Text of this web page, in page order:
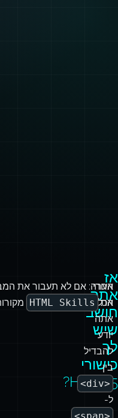
אז
אתה
חושב
שיש
לך
כישורי
HTML5?
אחרי
הכל,
אתה
יודע
להבדיל
בין
<div>
ל-
הערה: אם לא תעבור את
את HTML Skills